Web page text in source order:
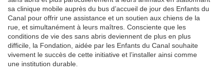
sa clinique mobile auprès du bus d’accueil de jour des Enfants du
Canal pour offrir une assistance et un soutien aux chiens de la
rue, et simultanément à leurs maîtres. Consciente que les
conditions de vie des sans abris deviennent de plus en plus
difficile, la Fondation, aidée par les Enfants du Canal souhaite
vivement le succès de cette initiative et l’installer ainsi comme
une institution durable.